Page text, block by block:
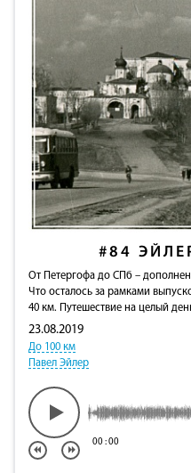
#84
От Петергофа до СПб –
Что осталось за рамками
40 км. Путешествие на целый
23.08.2019
До 100 км
Павел Эйлер
00:00